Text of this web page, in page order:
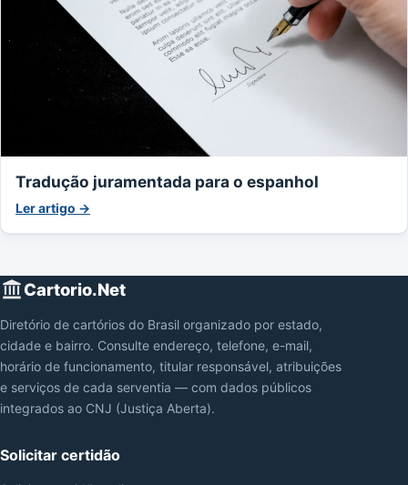
Tradução juramentada para o espanhol
Ler artigo →
Cartorio.Net
Diretório de cartórios do Brasil organizado por estado,
cidade e bairro. Consulte endereço, telefone, e-mail,
horário de funcionamento, titular responsável, atribuições
e serviços de cada serventia — com dados públicos
integrados ao CNJ (Justiça Aberta).
Solicitar certidão